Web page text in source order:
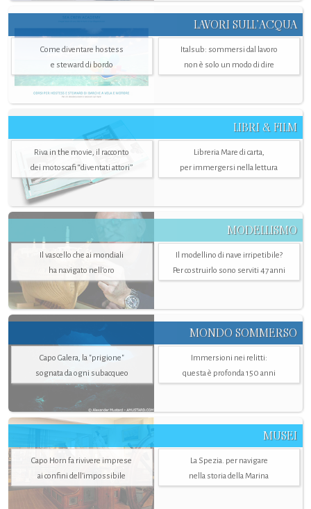
LAVORI SULL’ACQUA
Come diventare hostess
e steward di bordo
Italsub: sommersi dal lavoro
non è solo un modo di dire
LIBRI & FILM
Riva in the movie, il racconto
dei motoscafi “diventati attori”
Libreria Mare di carta,
per immergersi nella lettura
MODELLISMO
Il vascello che ai mondiali
ha navigato nell’oro
Il modellino di nave irripetibile?
Per costruirlo sono serviti 47 anni
MONDO SOMMERSO
Capo Galera, la "prigione"
sognata da ogni subacqueo
Immersioni nei relitti:
questa è profonda 150 anni
MUSEI
Capo Horn fa rivivere imprese
ai confini dell’impossibile
La Spezia. per navigare
nella storia della Marina